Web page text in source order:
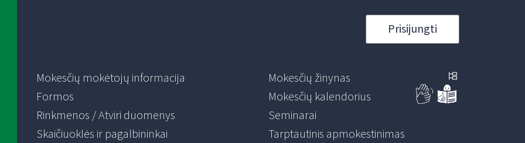
Prisijungti
Mokesčių mokėtojų informacija
Formos
Rinkmenos / Atviri duomenys
Skaičiuoklės ir pagalbininkai
Mokesčių žinynas
Mokesčių kalendorius
Seminarai
Tarptautinis apmokestinimas